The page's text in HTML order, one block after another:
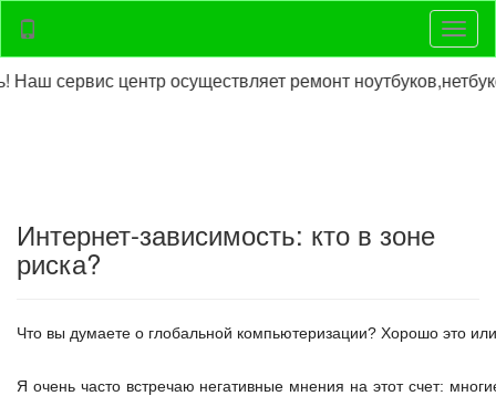
центр осуществляет ремонт ноутбуков,нетбуков,
Интернет-зависимость: кто в зоне
риска?
Что вы думаете о глобальной компьютеризации? Хорошо это
Я очень часто встречаю негативные мнения на этот счет: